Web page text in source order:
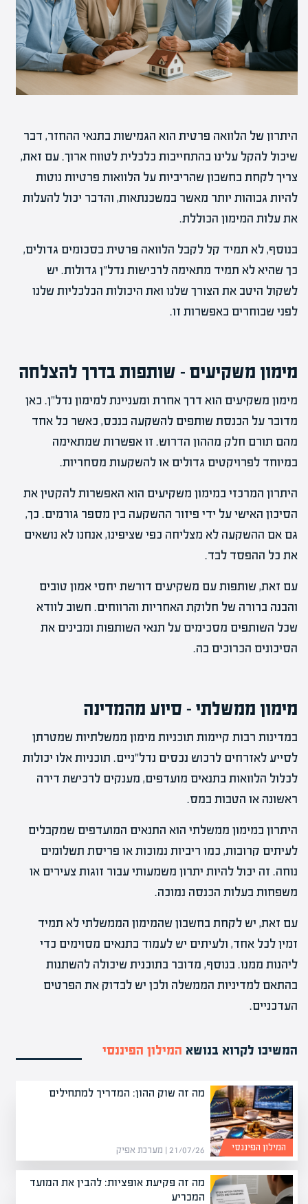
היתרון של הלוואה פרטית הוא הגמישות בתנאי ההחזר, דבר
שיכול להקל עלינו בהתחייבות כלכלית לטווח ארוך. עם זאת,
צריך לקחת בחשבון שהריביות על הלוואות פרטיות נוטות
להיות גבוהות יותר מאשר במשכנתאות, והדבר יכול להעלות
את עלות המימון הכוללת.
בנוסף, לא תמיד קל לקבל הלוואה פרטית בסכומים גדולים,
כך שהיא לא תמיד מתאימה לרכישות נדל"ן גדולות. יש
לשקול היטב את הצורך שלנו ואת היכולות הכלכליות שלנו
לפני שבוחרים באפשרות זו.
מימון משקיעים – שותפות בדרך להצלחה
מימון משקיעים הוא דרך אחרת ומעניינת למימון נדל"ן. כאן
מדובר על הכנסת שותפים להשקעה בנכס, כאשר כל אחד
מהם תורם חלק מההון הדרוש. זו אפשרות שמתאימה
במיוחד לפרויקטים גדולים או להשקעות מסחריות.
היתרון המרכזי במימון משקיעים הוא האפשרות להקטין את
הסיכון האישי על ידי פיזור ההשקעה בין מספר גורמים. כך,
גם אם ההשקעה לא מצליחה כפי שציפינו, אנחנו לא נושאים
את כל ההפסד לבד.
עם זאת, שותפות עם משקיעים דורשת יחסי אמון טובים
והבנה ברורה של חלוקת האחריות והרווחים. חשוב לוודא
שכל השותפים מסכימים על תנאי השותפות ומבינים את
הסיכונים הכרוכים בה.
מימון ממשלתי – סיוע מהמדינה
במדינות רבות קיימות תוכניות מימון ממשלתיות שמטרתן
לסייע לאזרחים לרכוש נכסים נדל"ניים. תוכניות אלו יכולות
לכלול הלוואות בתנאים מועדפים, מענקים לרכישת דירה
ראשונה או הטבות במס.
היתרון במימון ממשלתי הוא התנאים המועדפים שמקבלים
לעיתים קרובות, כמו ריביות נמוכות או פריסת תשלומים
נוחה. זה יכול להיות יתרון משמעותי עבור זוגות צעירים או
משפחות בעלות הכנסה נמוכה.
עם זאת, יש לקחת בחשבון שהמימון הממשלתי לא תמיד
זמין לכל אחד, ולעיתים יש לעמוד בתנאים מסוימים כדי
ליהנות ממנו. בנוסף, מדובר בתוכנית שיכולה להשתנות
בהתאם למדיניות הממשלה ולכן יש לבדוק את הפרטים
העדכניים.
המשיכו לקרוא בנושא המילון הפיננסי
מה זה שוק ההון: המדריך למתחילים
21/07/26 | מערכת אפיק המילון הפיננסי
מה זה פקיעת אופציות: להבין את המועד
המכריע